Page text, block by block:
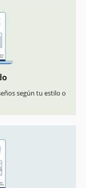
según tu estilo o